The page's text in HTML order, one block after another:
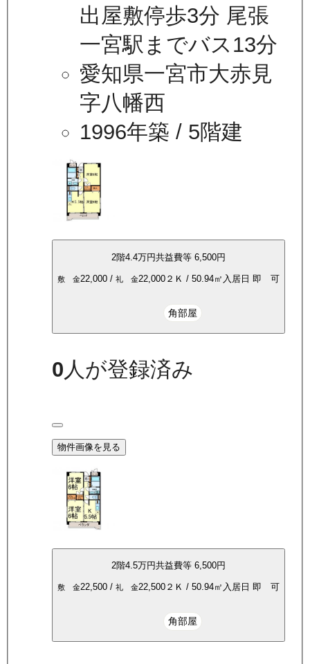
出屋敷停歩3分 尾張
一宮駅までバス13分
愛知県一宮市大赤見
字八幡西
1996年築 / 5階建
2階4.4万円共益費等6,500円
敷 金22,000 /礼 金22,000 ２Ｋ /50.94㎡ 入居日 即 可
角部屋
0 人が登録済み
物件画像を見る
2階4.5万円共益費等6,500円
敷 金22,500 /礼 金22,500 ２Ｋ /50.94㎡ 入居日 即 可
角部屋